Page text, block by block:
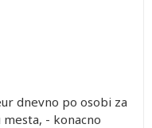
dnevno po osobi za
- konacno